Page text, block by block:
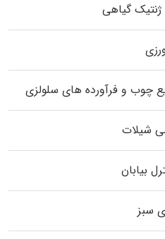
ژنتیک گیاهی
چوب و فرآورده‌ های سلولزی
شیلات
بیابان
سبز